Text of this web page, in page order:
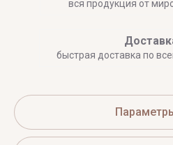
вся продукция от
быстрая доставка по